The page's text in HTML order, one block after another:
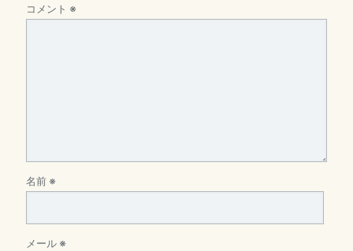
コメント ※
名前 ※
メール ※